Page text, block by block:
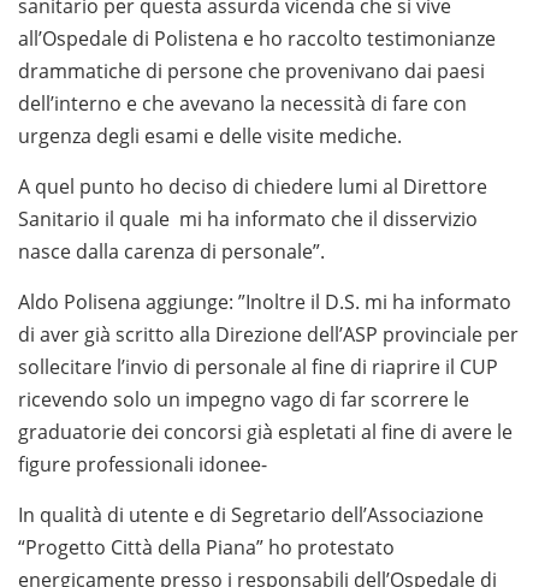
sanitario per questa assurda vicenda che si vive
all’Ospedale di Polistena e ho raccolto testimonianze
drammatiche di persone che provenivano dai paesi
dell’interno e che avevano la necessità di fare con
urgenza degli esami e delle visite mediche.
A quel punto ho deciso di chiedere lumi al Direttore
Sanitario il quale mi ha informato che il disservizio
nasce dalla carenza di personale”.
Aldo Polisena aggiunge: ”Inoltre il D.S. mi ha informato
di aver già scritto alla Direzione dell’ASP provinciale per
sollecitare l’invio di personale al fine di riaprire il CUP
ricevendo solo un impegno vago di far scorrere le
graduatorie dei concorsi già espletati al fine di avere le
figure professionali idonee-
In qualità di utente e di Segretario dell’Associazione
“Progetto Città della Piana” ho protestato
energicamente presso i responsabili dell’Ospedale di